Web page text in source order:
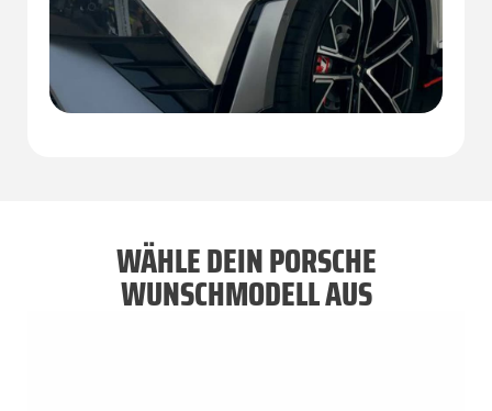
WÄHLE DEIN PORSCHE
WUNSCHMODELL AUS